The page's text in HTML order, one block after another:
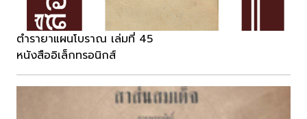
ตำรายาแผนโบราณ เล่มที่ 45
หนังสืออิเล็กทรอนิกส์